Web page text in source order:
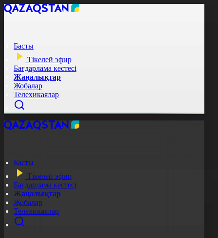
Басты
Тікелей эфир
Бағдарлама кестесі
Жаңалықтар
Жобалар
Телехикаялар
Басты
Тікелей эфир
Бағдарлама кестесі
Жаңалықтар
Жобалар
Телехикаялар